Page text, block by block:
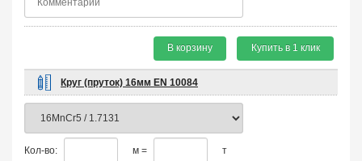
В корзину Купить в 1 клик
Круг (пруток) 16мм EN 10084
Кол-во: м = т